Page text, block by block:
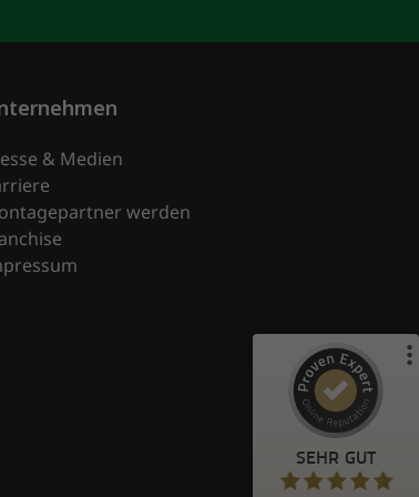
& Medien
werden
SEHR GUT
23k+
Bewertungen auf
ProvenExpert.com
Blick aufs ProvenExpert-Profil werfen
Anonym